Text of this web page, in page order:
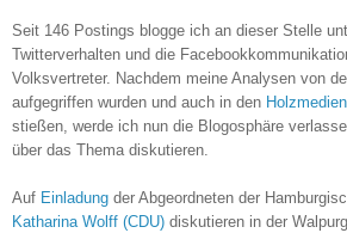
Seit 146 Postings blogge ich an dieser Stelle
Twitterverhalten und die
Volksvertreter. Nachdem meine Analysen von
aufgegriffen wurden und auch in den Holzmedien
stießen, werde ich nun die Blogosphäre
über das Thema diskutieren.
Auf Einladung der Abgeordneten der
Katharina Wolff (CDU) diskutieren in der